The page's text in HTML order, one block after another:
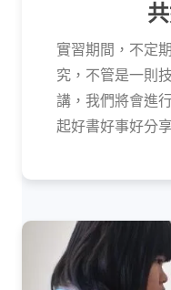
實習期間，不定
究，不管是一則
講，我們將會進
起好書好事好分享